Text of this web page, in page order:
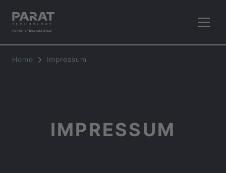
Home Impressum
IMPRESSUM